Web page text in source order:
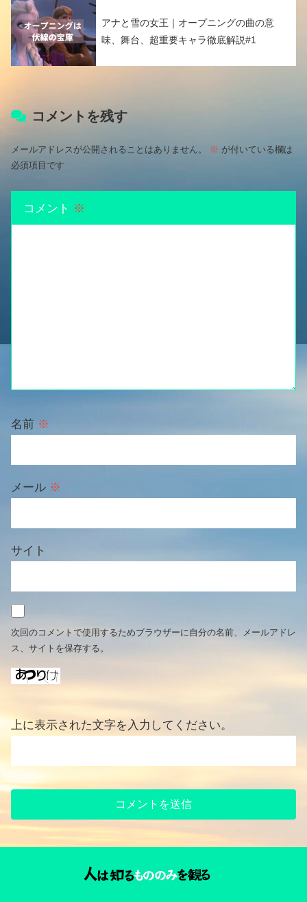
アナと雪の女王｜オープニングの曲の意
味、舞台、超重要キャラ徹底解説#1
コメントを残す
メールアドレスが公開されることはありません。 ※ が付いている欄は
必須項目です
コメント ※
名前 ※
メール ※
サイト
次回のコメントで使用するためブラウザーに自分の名前、メールアドレ
ス、サイトを保存する。
上に表示された文字を入力してください。